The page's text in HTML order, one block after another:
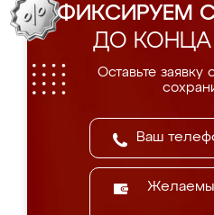
ФИКСИРУЕМ
ДО КОНЦА
Оставьте заявку